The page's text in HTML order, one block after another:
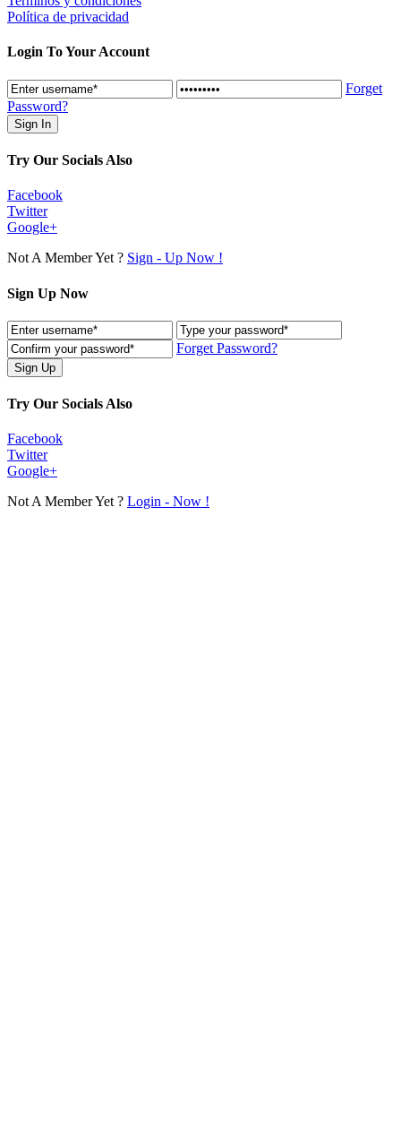
Política de privacidad
Login To Your Account
Forget
Password?
Try Our Socials Also
Facebook
Twitter
Google+
Not A Member Yet ? Sign - Up Now !
Sign Up Now
Forget Password?
Try Our Socials Also
Facebook
Twitter
Google+
Not A Member Yet ? Login - Now !